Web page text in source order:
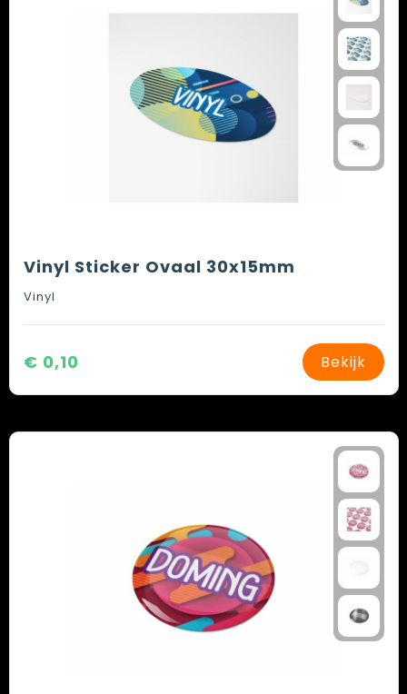
Vinyl Sticker Ovaal 30x15mm
Vinyl
€ 0,10 Bekijk